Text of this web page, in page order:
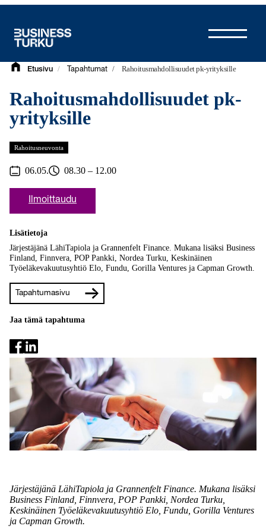
Etusivu / Tapahtumat / Rahoitusmahdollisuudet pk-yrityksille
Rahoitusmahdollisuudet pk-
yrityksille
Rahoitusneuvonta
06.05. 08.30 – 12.00
Ilmoittaudu
Lisätietoja
Järjestäjänä LähiTapiola ja Grannenfelt Finance. Mukana lisäksi Business
Finland, Finnvera, POP Pankki, Nordea Turku, Keskinäinen
Työeläkevakuutusyhtiö Elo, Fundu, Gorilla Ventures ja Capman Growth.
Tapahtumasivu
Jaa tämä tapahtuma
Järjestäjänä LähiTapiola ja Grannenfelt Finance. Mukana lisäksi
Business Finland, Finnvera, POP Pankki, Nordea Turku,
Keskinäinen Työeläkevakuutusyhtiö Elo, Fundu, Gorilla Ventures
ja Capman Growth.